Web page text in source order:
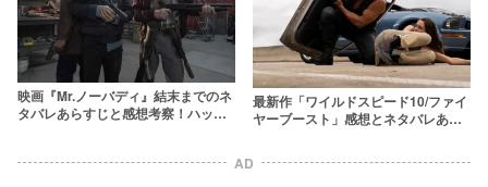
映画『Mr.ノーバディ』結末までのネ
タバレあらすじと感想考察！ハッチ
最新作「ワイルドスピード10/ファイ
ヤーブースト」感想とネタバレあら
AD